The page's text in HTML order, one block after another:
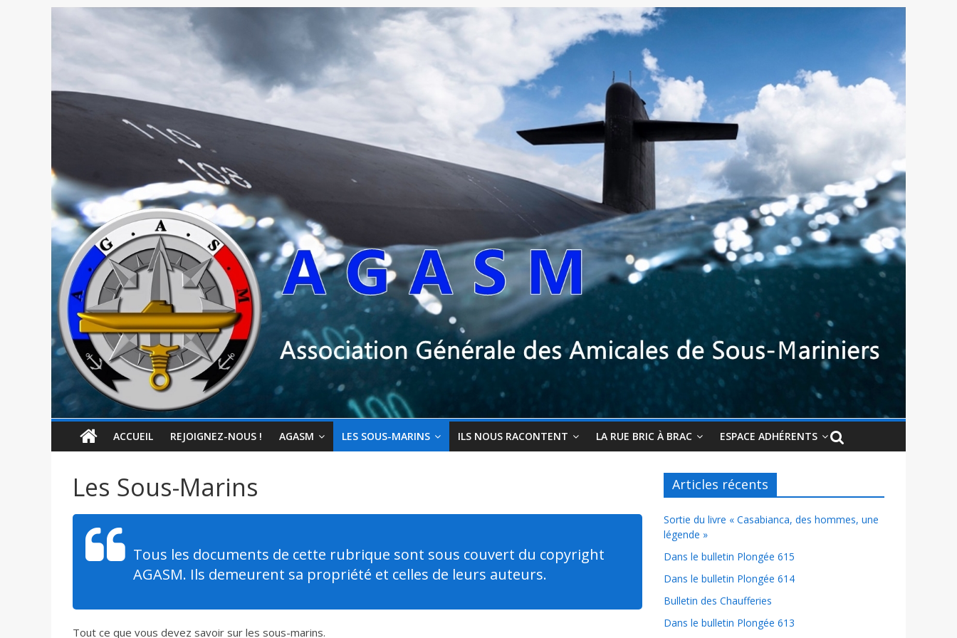
ACCUEIL REJOIGNEZ-NOUS ! AGASM LES SOUS-MARINS ILS NOUS RACONTENT LA RUE BRIC À BRAC ESPACE ADHÉRENTS
Les Sous-Marins
Tous les documents de cette rubrique sont sous couvert du copyright
AGASM. Ils demeurent sa propriété et celles de leurs auteurs.
Tout ce que vous devez savoir sur les sous-marins.
Articles récents
Sortie du livre « Casabianca, des hommes, une
légende »
Dans le bulletin Plongée 615
Dans le bulletin Plongée 614
Bulletin des Chaufferies
Dans le bulletin Plongée 613